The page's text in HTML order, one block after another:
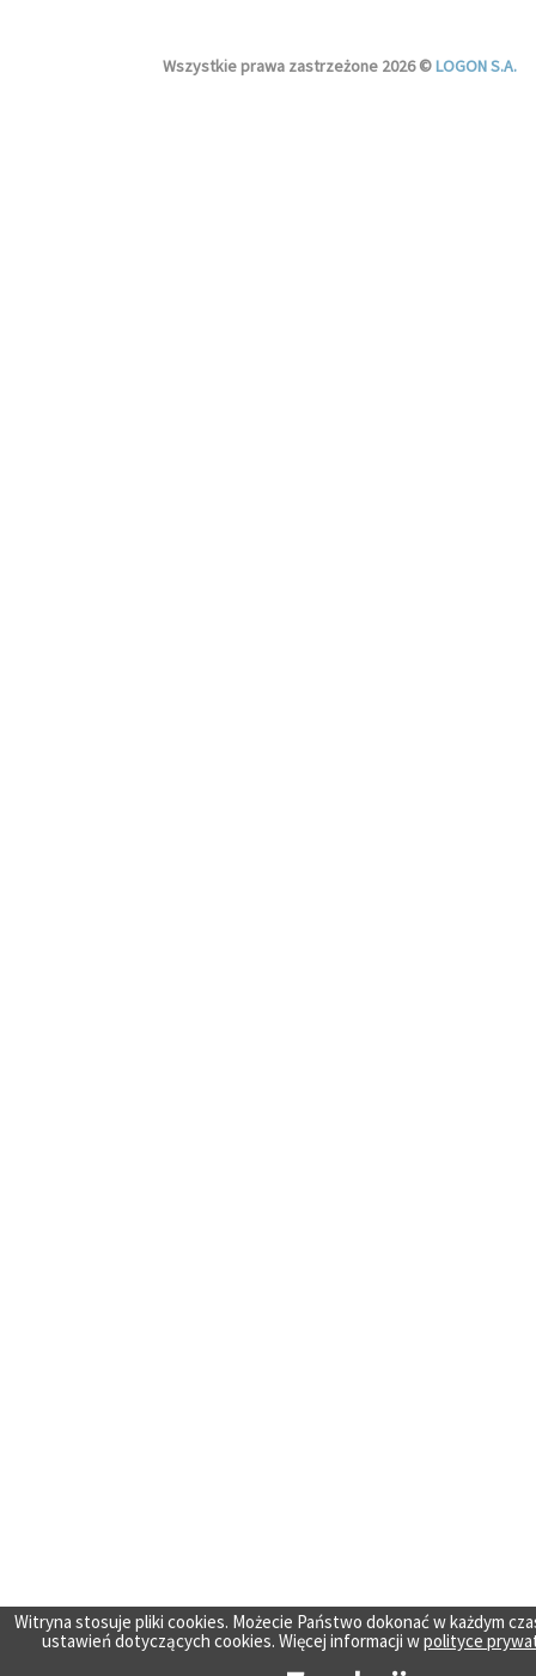
Wszystkie prawa zastrzeżone 2026 ©LOGON S.A.
Witryna stosuje pliki cookies. Możecie Państwo dokonać w każdym
ustawień dotyczących cookies. Więcej informacji wpolityce